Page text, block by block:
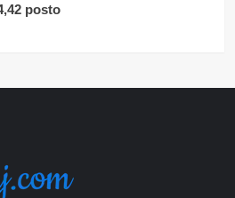
posto